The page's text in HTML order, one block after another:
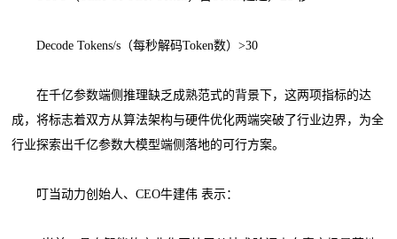
Decode Tokens/s（每秒解码Token数）>30
在千亿参数端侧推理缺乏成熟范式的背景下，这两项指标的达
成，将标志着双方从算法架构与硬件优化两端突破了行业边界，为全
行业探索出千亿参数大模型端侧落地的可行方案。
叮当动力创始人、CEO牛建伟 表示：